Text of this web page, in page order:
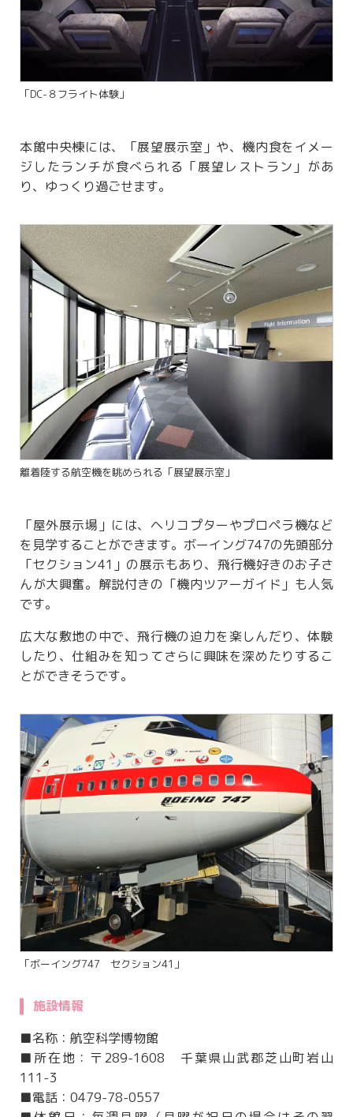
「DC-８フライト体験」
本館中央棟には、「展望展示室」や、機内食をイメー
ジしたランチが食べられる「展望レストラン」があ
り、ゆっくり過ごせます。
離着陸する航空機を眺められる「展望展示室」
「屋外展示場」には、ヘリコプターやプロペラ機など
を見学することができます。ボーイング747の先頭部分
「セクション41」の展示もあり、飛行機好きのお子さ
んが大興奮。解説付きの「機内ツアーガイド」も人気
です。
広大な敷地の中で、飛行機の迫力を楽しんだり、体験
したり、仕組みを知ってさらに興味を深めたりするこ
とができそうです。
「ボーイング747 セクション41」
施設情報
■名称：航空科学博物館
■所在地：〒289-1608 千葉県山武郡芝山町岩山
111-3
■電話：0479-78-0557